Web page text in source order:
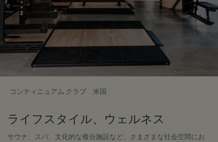
コンティニュアム クラブ 米国
ライフスタイル、ウェルネス
サウナ、スパ、文化的な複合施設など、さまざまな社会空間にお